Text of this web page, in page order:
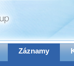
Záznamy